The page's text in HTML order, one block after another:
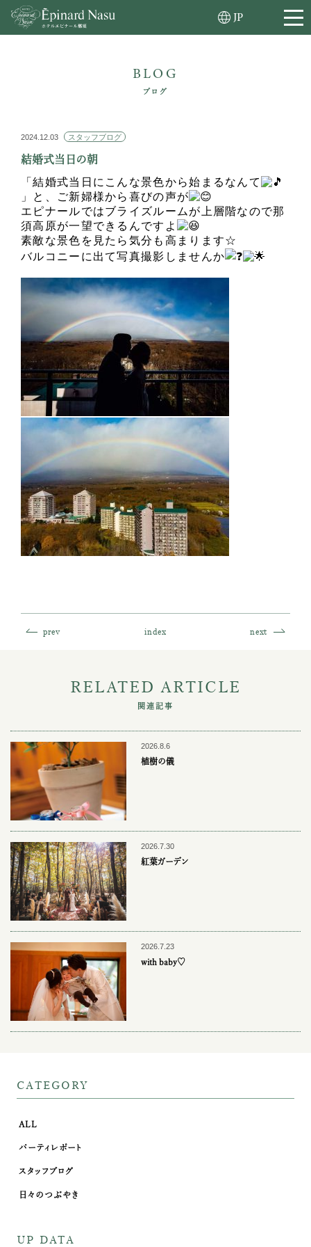
JP
BLOG
ブログ
2024.12.03 スタッフブログ
結婚式当日の朝
「結婚式当日にこんな景色から始まるなんて
」と、ご新婦様から喜びの声が
エピナールではブライズルームが上層階なので那
須高原が一望できるんですよ
素敵な景色を見たら気分も高まります☆
バルコニーに出て写真撮影しませんか
prev index next
RELATED ARTICLE
関連記事
2026.8.6
植樹の儀
2026.7.30
紅葉ガーデン
2026.7.23
with baby♡
CATEGORY
ALL
パーティレポート
スタッフブログ
日々のつぶやき
UP DATA